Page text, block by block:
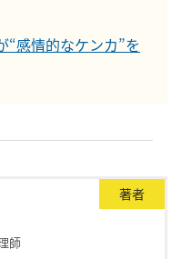
“感情的なケンカ”を
著者
師